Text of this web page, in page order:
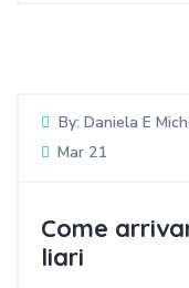
By: Daniela E
Mar 21
Come
liari